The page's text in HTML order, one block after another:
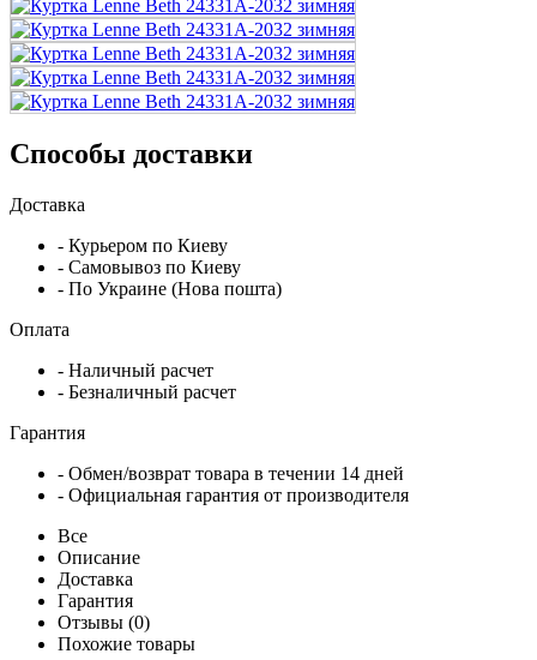
Способы доставки
Доставка
- Курьером по Киеву
- Самовывоз по Киеву
- По Украине (Нова пошта)
Оплата
- Наличный расчет
- Безналичный расчет
Гарантия
- Обмен/возврат товара в течении 14 дней
- Официальная гарантия от производителя
Все
Описание
Доставка
Гарантия
Отзывы (0)
Похожие товары